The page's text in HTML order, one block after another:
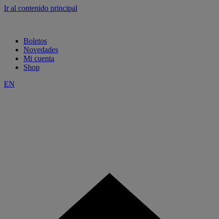
Ir al contenido principal
Boletos
Novedades
Mi cuenta
Shop
EN